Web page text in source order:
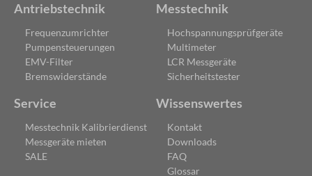
Antriebstechnik
Frequenzumrichter
Pumpensteuerungen
EMV-Filter
Bremswiderstände
Messtechnik
Hochspannungsprüfgeräte
Multimeter
LCR Messgeräte
Sicherheitstester
Service
Messtechnik Kalibrierdienst
Messgeräte mieten
SALE
Wissenswertes
Kontakt
Downloads
FAQ
Glossar